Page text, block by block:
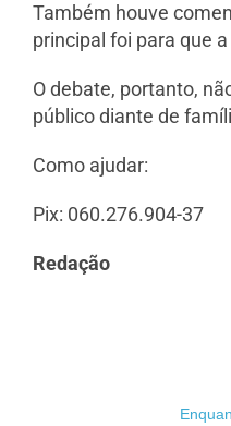
Também houve
principal foi para que
O debate, portanto,
público diante de
Como ajudar:
Pix: 060.276.904-37
Redação